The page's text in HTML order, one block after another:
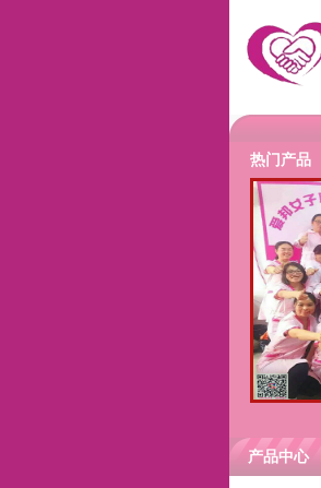
热门产品
产品中心